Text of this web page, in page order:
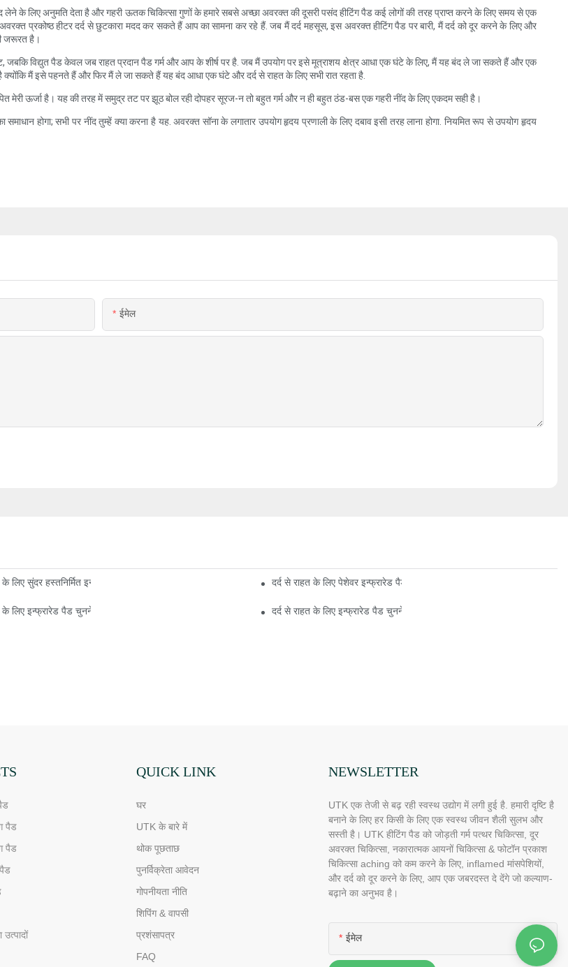
के लिए अनुमति देता है और गहरी ऊतक चिकित्सा गुणों के हमारे सबसे अच्छा अवरक्त की दूसरी पसंद हीटिंग पैड कई लोगों की तरह प्राप्त करने के लिए समय से एक
प्रकोष्ठ हीटर दर्द से छुटकारा मदद कर सकते हैं आप का सामना कर रहे हैं. जब मैं दर्द महसूस, इस अवरक्त हीटिंग पैड पर बारी, मैं दर्द को दूर करने के लिए और
जरूरत है।
विद्युत पैड केवल जब राहत प्रदान पैड गर्म और आप के शीर्ष पर है. जब मैं उपयोग पर इसे मूत्राशय क्षेत्र आधा एक घंटे के लिए, मैं यह बंद ले जा सकते हैं और एक
मैं इसे पहनते हैं और फिर मैं ले जा सकते हैं यह बंद आधा एक घंटे और दर्द से राहत के लिए सभी रात रहता है.
मेरी ऊर्जा है। यह की तरह में समुद्र तट पर झूठ बोल रही दोपहर सूरज-न तो बहुत गर्म और न ही बहुत ठंड-बस एक गहरी नींद के लिए एकदम सही है।
होगा; सभी पर नींद तुम्हें क्या करना है यह. अवरक्त सॉना के लगातार उपयोग हृदय प्रणाली के लिए दबाव इसी तरह लाना होगा. नियमित रूप से उपयोग हृदय
ईमेल
के लिए सुंदर हस्तनिर्मित इन्फ्रारेड पैड का महत्व दर्द से राहत के लिए पेशेवर इन्फ्रारेड पैड कैसे चुनें?
के लिए इन्फ्रारेड पैड चुनने के लिए सर्वश्रेष्ठ 5 टिप्स दर्द से राहत के लिए इन्फ्रारेड पैड चुनने के फायदे
पैड
पैड
पैड
QUICK LINK
घर
UTK के बारे में
थोक पूछताछ
पुनर्विक्रेता आवेदन
गोपनीयता नीति
शिपिंग & वापसी
प्रशंसापत्र
FAQ
NEWSLETTER
UTK एक तेजी से बढ़ रही स्वस्थ उद्योग में लगी हुई है. हमारी दृष्टि है
बनाने के लिए हर किसी के लिए एक स्वस्थ जीवन शैली सुलभ और
सस्ती है। UTK हीटिंग पैड को जोड़ती गर्म पत्थर चिकित्सा, दूर
अवरक्त चिकित्सा, नकारात्मक आयनों चिकित्सा & फोटॉन प्रकाश
चिकित्सा aching को कम करने के लिए, inflamed मांसपेशियों,
और दर्द को दूर करने के लिए, आप एक जबरदस्त दे देंगे जो कल्याण-
बढ़ाने का अनुभव है।
ईमेल